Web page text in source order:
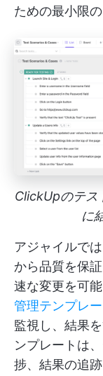
ための最小限
ClickUpのテス
に
アジャイルで
から品質を保
速な変更を可
管理テンプレー
監視し、結果
ンプレートは
捗、結果の追